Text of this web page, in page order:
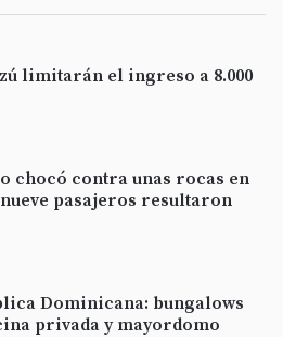
limitarán el ingreso a 8.000
chocó contra unas rocas en
pasajeros resultaron
Dominicana: bungalows
privada y mayordomo